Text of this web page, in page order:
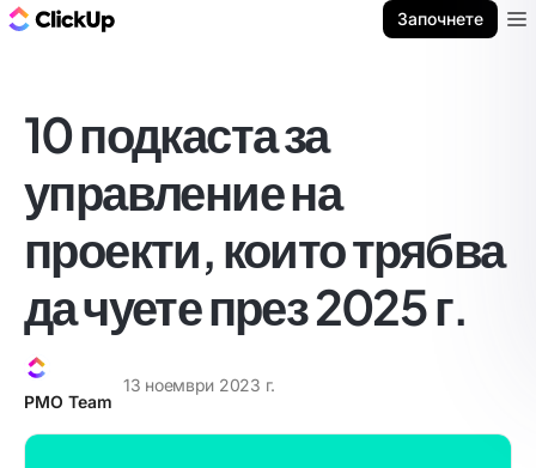
Започнете
10 подкаста за
управление на
проекти, които трябва
да чуете през 2025 г.
PMO Team
13 ноември 2023 г.